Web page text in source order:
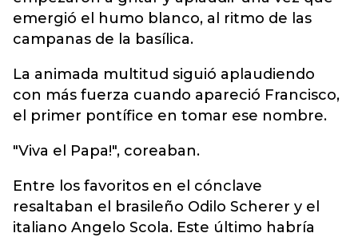
emergió el humo blanco, al ritmo de las
campanas de la basílica.
La animada multitud siguió aplaudiendo
con más fuerza cuando apareció Francisco,
el primer pontífice en tomar ese nombre.
"Viva el Papa!", coreaban.
Entre los favoritos en el cónclave
resaltaban el brasileño Odilo Scherer y el
italiano Angelo Scola. Este último habría